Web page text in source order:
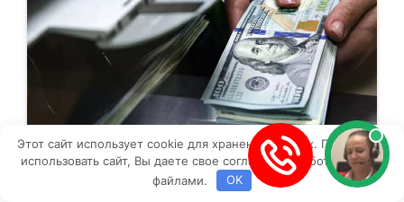
Как в России осуществить валютный перевод
за границу в 2025 году
Этот сайт использует cookie для хранения данных. Продолжая
использовать сайт, Вы даете свое согласие на работу с этими
файлами.
OK